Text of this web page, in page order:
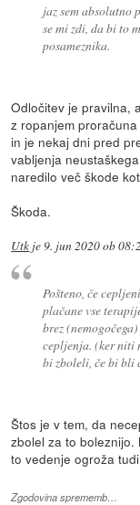
jaz sem absolutno
se mi zdi, da bi to
posameznika.
Odločitev je pravilna,
z ropanjem
in je nekaj dni pred
vabljenja
naredilo več škode
Škoda.
Utk je9. jun 2020 ob
Pošteno, če
plačane vse
brez
cepljenja. (ker niti
bi zboleli, če bi bli
Štos je v tem, da
zbolel za to
to vedenje ogroža
Zgodovina sprememb…